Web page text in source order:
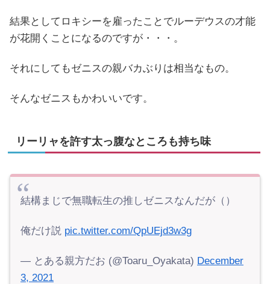
結果としてロキシーを雇ったことでルーデウスの才能
が花開くことになるのですが・・・。
それにしてもゼニスの親バカぶりは相当なもの。
そんなゼニスもかわいいです。
リーリャを許す太っ腹なところも持ち味
結構まじで無職転生の推しゼニスなんだが（）
俺だけ説 pic.twitter.com/QpUEjd3w3g
— とある親方だお (@Toaru_Oyakata) December
3, 2021